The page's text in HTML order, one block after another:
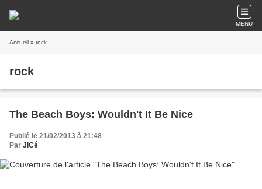
MENU
Accueil » rock
rock
The Beach Boys: Wouldn't It Be Nice
Publié le 21/02/2013 à 21:48
Par JiCé